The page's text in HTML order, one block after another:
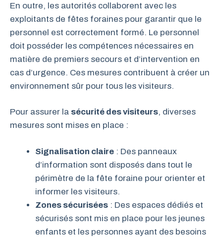
En outre, les autorités collaborent avec les
exploitants de fêtes foraines pour garantir que le
personnel est correctement formé. Le personnel
doit posséder les compétences nécessaires en
matière de premiers secours et d’intervention en
cas d’urgence. Ces mesures contribuent à créer un
environnement sûr pour tous les visiteurs.
Pour assurer la sécurité des visiteurs, diverses
mesures sont mises en place :
Signalisation claire : Des panneaux
d’information sont disposés dans tout le
périmètre de la fête foraine pour orienter et
informer les visiteurs.
Zones sécurisées : Des espaces dédiés et
sécurisés sont mis en place pour les jeunes
enfants et les personnes ayant des besoins